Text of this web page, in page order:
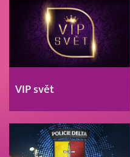
VIP svět